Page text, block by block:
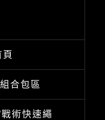
頁
合包區
術快速繩